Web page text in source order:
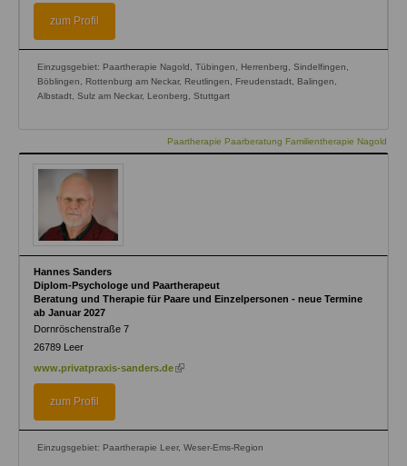
zum Profil
Einzugsgebiet: Paartherapie Nagold, Tübingen, Herrenberg, Sindelfingen,
Böblingen, Rottenburg am Neckar, Reutlingen, Freudenstadt, Balingen,
Albstadt, Sulz am Neckar, Leonberg, Stuttgart
Paartherapie Paarberatung Familientherapie Nagold
Hannes Sanders
Diplom-Psychologe und Paartherapeut
Beratung und Therapie für Paare und Einzelpersonen - neue Termine
ab Januar 2027
Dornröschenstraße 7
26789 Leer
www.privatpraxis-sanders.de (link
zum Profil
Einzugsgebiet: Paartherapie Leer, Weser-Ems-Region